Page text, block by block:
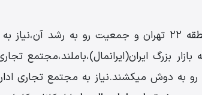
در کنار حجم انبوهی از پروژه های مسکونی منطقه 22 تهران و
بزرگ ایران(ایرانمال)،باملند،مجتمع